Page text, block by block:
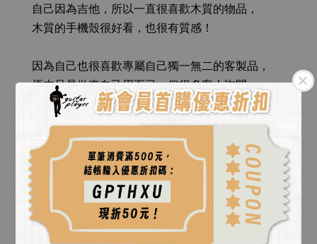
自己因為吉他，所以一直很喜歡木質的物品，
木質的手機殼很好看，也很有質感！
因為自己也很喜歡專屬自己獨一無二的客製品，
原本只是做來自己用而已，但很多客人詢問，
所以也提供這個客製服務給大家！
手機殼可以客製圖案與文字，
圖案公版有三款，可以參考商品照，
都是其他客人客製過的範例，
也可以自行提供圖案給我評估。
由於現在市面上手機款式太多，